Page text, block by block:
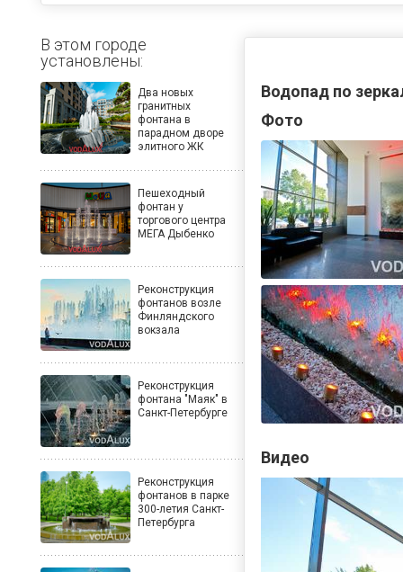
Водопад по
Фото
Видео
В этом городе
установлены:
Два новых
гранитных
фонтана в
парадном дворе
элитного ЖК
Пешеходный
фонтан у
торгового центра
МЕГА Дыбенко
Реконструкция
фонтанов возле
Финляндского
вокзала
Реконструкция
фонтана "Маяк" в
Санкт-Петербурге
Реконструкция
фонтанов в парке
300-летия Санкт-
Петербурга